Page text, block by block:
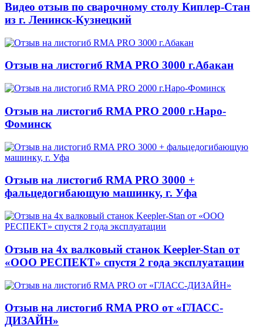
Видео отзыв по сварочному столу Киплер-Стан
из г. Ленинск-Кузнецкий
Отзыв на листогиб RMA PRO 3000 г.Абакан
Отзыв на листогиб RMA PRO 2000 г.Наро-
Фоминск
Отзыв на листогиб RMA PRO 3000 +
фальцедогибающую машинку, г. Уфа
Отзыв на 4х валковый станок Keepler-Stan от
«ООО РЕСПЕКТ» спустя 2 года эксплуатации
Отзыв на листогиб RMA PRO от «ГЛАСС-
ДИЗАЙН»